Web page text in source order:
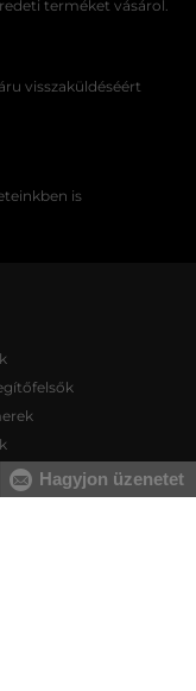
terméket vásárol.
visszaküldéséért
is
Hagyjon üzenetet